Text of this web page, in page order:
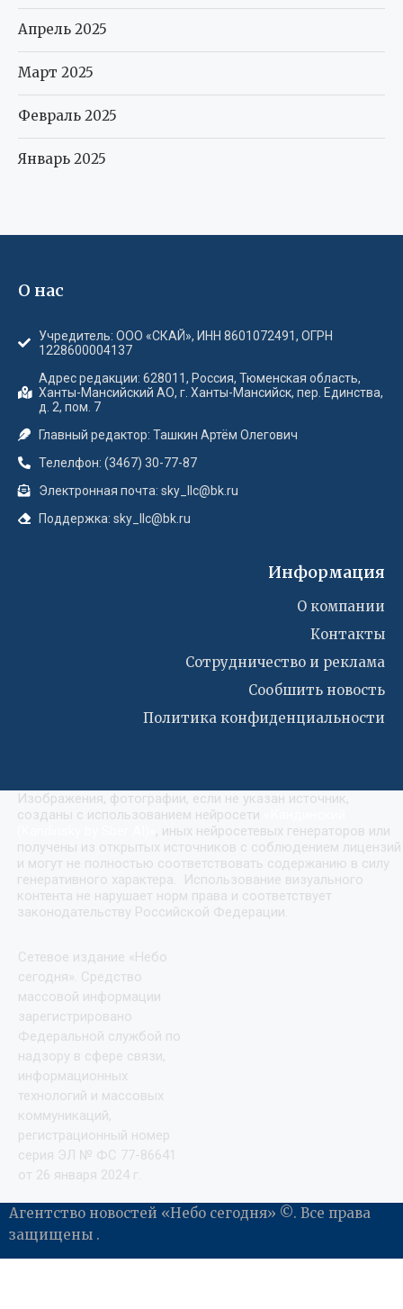
Апрель 2025
Март 2025
Февраль 2025
Январь 2025
О нас
Учредитель: ООО «СКАЙ», ИНН 8601072491, ОГРН
1228600004137
Адрес редакции: 628011, Россия, Тюменская область,
Ханты-Мансийский АО, г. Ханты-Мансийск, пер. Единства,
д. 2, пом. 7
Главный редактор: Ташкин Артём Олегович
Телелфон: (3467) 30-77-87
Электронная почта: sky_llc@bk.ru
Поддержка: sky_llc@bk.ru
Информация
О компании
Контакты
Сотрудничество и реклама
Сообшить новость
Политика конфиденциальности
Изображения, фотографии, если не указан источник,
созданы с использованием нейросети
, иных нейросетевых генераторов или
получены из открытых источников с соблюдением лицензий
и могут не полностью соответствовать содержанию в силу
генеративного характера. Использование визуального
контента не нарушает норм права и соответствует
законодательству Российской Федерации.
Сетевое издание «Небо
сегодня». Средство
массовой информации
зарегистрировано
Федеральной службой по
надзору в сфере связи,
информационных
технологий и массовых
коммуникаций,
регистрационный номер
серия ЭЛ № ФС 77-86641
от 26 января 2024 г.
Агентство новостей «Небо сегодня» ©. Все права
защищены .